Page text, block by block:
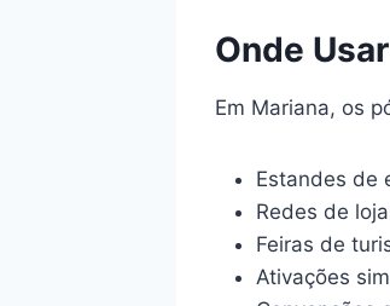
Onde
Em Mariana, os
Estandes de
Redes de
Feiras de
Ativações